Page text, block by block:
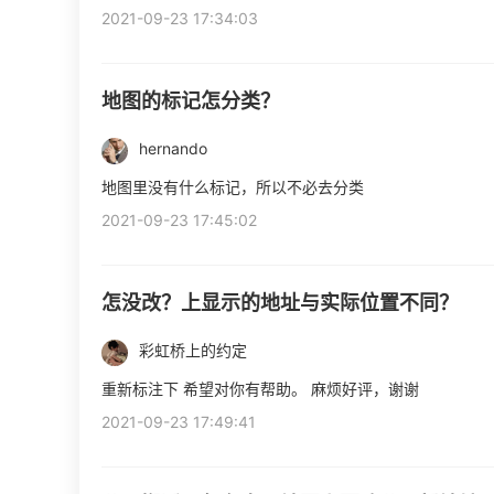
2021-09-23 17:34:03
地图的标记怎分类？
hernando
地图里没有什么标记，所以不必去分类
2021-09-23 17:45:02
怎没改？上显示的地址与实际位置不同？
彩虹桥上的约定
重新标注下 希望对你有帮助。 麻烦好评，谢谢
2021-09-23 17:49:41